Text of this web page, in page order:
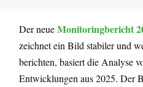
Der neueMonitoringbericht
zeichnet ein Bild stabiler und
berichten, basiert die Analyse
Entwicklungen aus 2025. Der